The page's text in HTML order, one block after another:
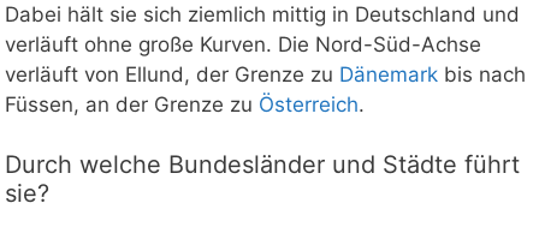
Dabei hält sie sich ziemlich mittig in Deutschland und
verläuft ohne große Kurven. Die Nord-Süd-Achse
verläuft von Ellund, der Grenze zu Dänemark bis nach
Füssen, an der Grenze zu Österreich.
Durch welche Bundesländer und Städte führt
sie?